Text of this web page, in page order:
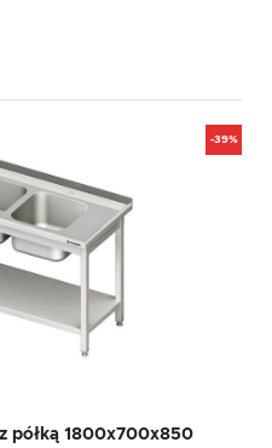
-39%
półką 1800x700x850